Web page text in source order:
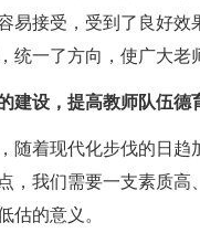
易接受，受到了良好
统一了方向，使广大老
设，提高教师队伍德
着现代化步伐的日趋
，我们需要一支素质
估的意义。